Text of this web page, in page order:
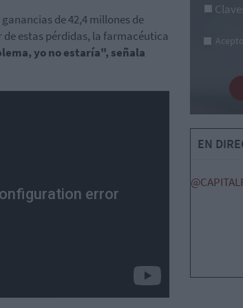
de 42,4 millones de
de estas pérdidas, la farmacéutica
yo no estaría", señala
EN